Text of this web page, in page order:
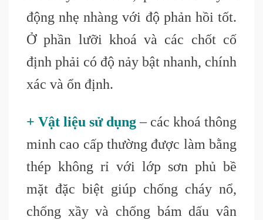
động nhẹ nhàng với độ phản hồi tốt.
Ở phần lưỡi khoá và các chốt cố
định phải có độ nảy bật nhanh, chính
xác và ổn định.
+ Vật liệu sử dụng– các khoá thông
minh cao cấp thường được làm bằng
thép không rỉ với lớp sơn phủ bề
mặt đặc biệt giúp chống cháy nổ,
chống xầy và chống bám dấu vân